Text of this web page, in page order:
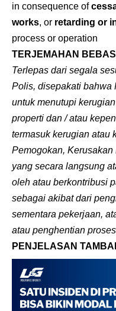
in consequence of
works, or retarding or
process or operation
TERJEMAHAN BEBAS
Terlepas dari segala
Polis, disepakati bahwa
untuk menutupi
properti dan / atau
termasuk kerugian atau
Pemogokan,
yang secara langsung
oleh atau berkontribusi
sebagai akibat dari
sementara pekerjaan,
atau penghentian
PENJELASAN